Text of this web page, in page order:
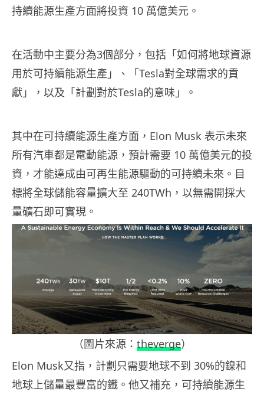
持續能源生產方面將投資 10 萬億美元。
在活動中主要分為3個部分，包括「如何將地球資源
用於可持續能源生產」、「Tesla對全球需求的貢
獻」，以及「計劃對於Tesla的意味」。
其中在可持續能源生產方面，Elon Musk 表示未來
所有汽車都是電動能源，預計需要 10 萬億美元的投
資，才能達成由可再生能源驅動的可持續未來。目
標將全球儲能容量擴大至 240TWh，以無需開採大
量礦石即可實現。
（圖片來源： theverge）
Elon Musk又指，計劃只需要地球不到 30%的鎳和
地球上儲量最豐富的鐵。他又補充，可持續能源生